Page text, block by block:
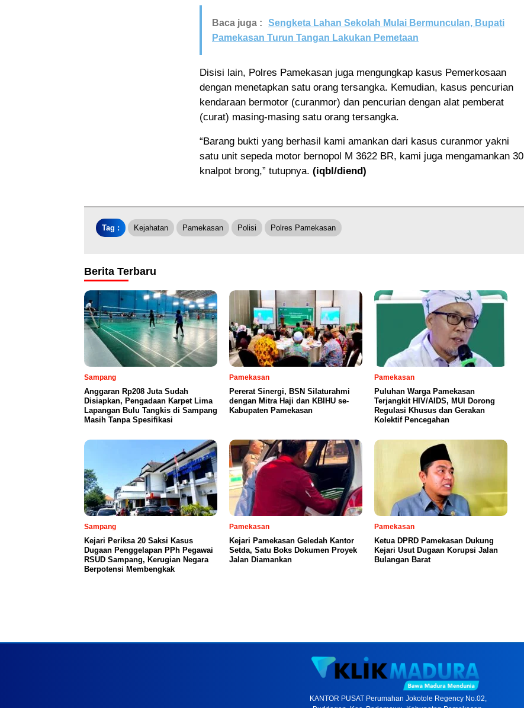
Baca juga :
Sengketa Lahan Sekolah Mulai Bermunculan, Bupati
Pamekasan Turun Tangan Lakukan Pemetaan
Disisi lain, Polres Pamekasan juga mengungkap kasus Pemerkosaan
dengan menetapkan satu orang tersangka. Kemudian, kasus pencurian
kendaraan bermotor (curanmor) dan pencurian dengan alat pemberat
(curat) masing-masing satu orang tersangka.
“Barang bukti yang berhasil kami amankan dari kasus curanmor yakni
satu unit sepeda motor bernopol M 3622 BR, kami juga mengamankan 30
knalpot brong,” tutupnya. (iqbl/diend)
Tag : Kejahatan Pamekasan Polisi Polres Pamekasan
Berita Terbaru
Sampang
Anggaran Rp208 Juta Sudah
Disiapkan, Pengadaan Karpet Lima
Lapangan Bulu Tangkis di Sampang
Masih Tanpa Spesifikasi
Pamekasan
Pererat Sinergi, BSN Silaturahmi
dengan Mitra Haji dan KBIHU se-
Kabupaten Pamekasan
Pamekasan
Puluhan Warga Pamekasan
Terjangkit HIV/AIDS, MUI Dorong
Regulasi Khusus dan Gerakan
Kolektif Pencegahan
Sampang
Kejari Periksa 20 Saksi Kasus
Dugaan Penggelapan PPh Pegawai
RSUD Sampang, Kerugian Negara
Berpotensi Membengkak
Pamekasan
Kejari Pamekasan Geledah Kantor
Setda, Satu Boks Dokumen Proyek
Jalan Diamankan
Pamekasan
Ketua DPRD Pamekasan Dukung
Kejari Usut Dugaan Korupsi Jalan
Bulangan Barat
KANTOR PUSAT Perumahan Jokotole Regency No.02,